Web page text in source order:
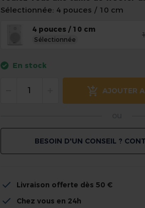
Sélectionnée: 4 pouces / 10 cm
4 pouces / 10 cm
Sélectionnée
AJOUTER
En stock
BESOIN D'UN CONSEIL ?
Livraison offerte dès 50 €
Chez vous en 24h